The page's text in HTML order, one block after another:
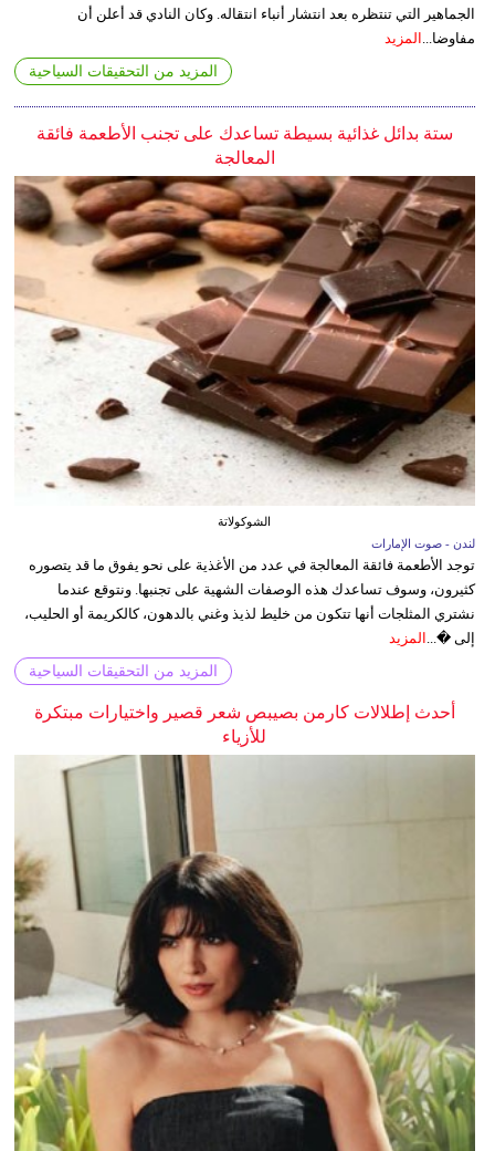
الجماهير التي تنتظره بعد انتشار أنباء انتقاله. وكان النادي قد أعلن أن
مفاوضا... المزيد
المزيد من التحقيقات السياحية
ستة بدائل غذائية بسيطة تساعدك على تجنب الأطعمة فائقة
المعالجة
الشوكولاتة
لندن - صوت الإمارات
توجد الأطعمة فائقة المعالجة في عدد من الأغذية على نحو يفوق ما قد يتصوره
كثيرون، وسوف تساعدك هذه الوصفات الشهية على تجنبها. ونتوقع عندما
نشتري المثلجات أنها تتكون من خليط لذيذ وغني بالدهون، كالكريمة أو الحليب،
إلى �... المزيد
المزيد من التحقيقات السياحية
أحدث إطلالات كارمن بصيبص شعر قصير واختيارات مبتكرة
للأزياء